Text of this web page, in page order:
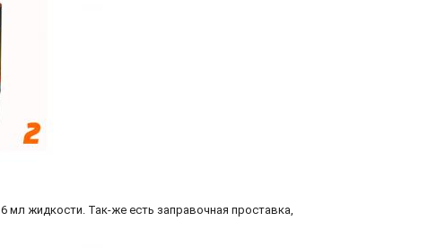
мл жидкости. Так-же есть заправочная проставка,